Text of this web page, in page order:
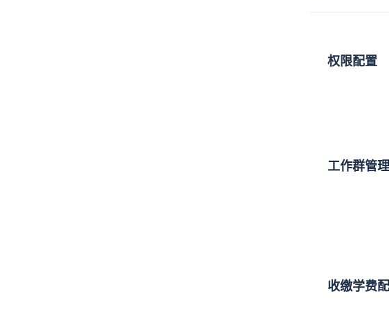
权限配置
工作群管
收缴学费